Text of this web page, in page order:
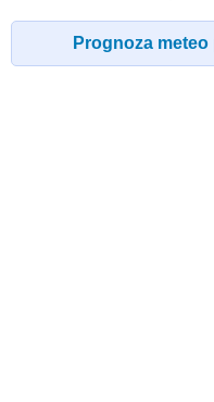
Prognoza